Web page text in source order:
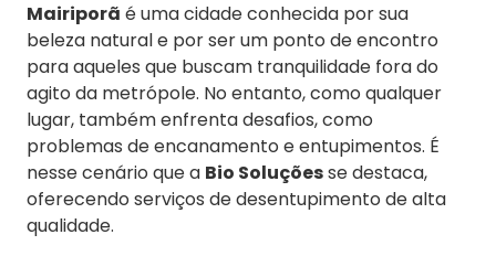
Mairiporã é uma cidade conhecida por sua
beleza natural e por ser um ponto de encontro
para aqueles que buscam tranquilidade fora do
agito da metrópole. No entanto, como qualquer
lugar, também enfrenta desafios, como
problemas de encanamento e entupimentos. É
nesse cenário que a Bio Soluçõesse destaca,
oferecendo serviços de desentupimento de alta
qualidade.